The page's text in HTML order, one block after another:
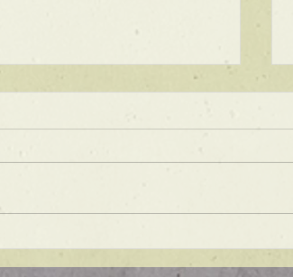
★ラインボブ【ぱつっとボ
で貴方だけのまとまるボブを提供